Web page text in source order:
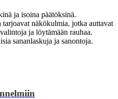
ja isoina päätöksinä.
tarjoavat näkökulmia, jotka auttavat
ja löytämään rauhaa.
sananlaskuja ja sanontoja.